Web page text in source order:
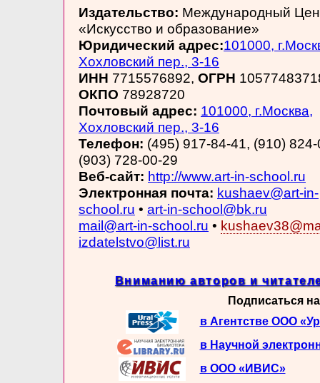
Издательство: Международный
«Искусство и образование»
Юридический адрес:101000,
Хохловский пер., 3-16
ИНН 7715576892, ОГРН
ОКПО 78928720
Почтовый адрес: 101000, г.Москва,
Хохловский пер., 3-16
Телефон: (495) 917-84-41, (910)
(903) 728-00-29
Веб-сайт: http://www.art-in-school.ru
Электронная почта: kushaev@art-in-
school.ru • art-in-school@bk.ru
mail@art-in-school.ru •
izdatelstvo@list.ru
Вниманию авторов и
Подписаться
в Агентстве ООО
в Научной
в ООО «ИВИС»